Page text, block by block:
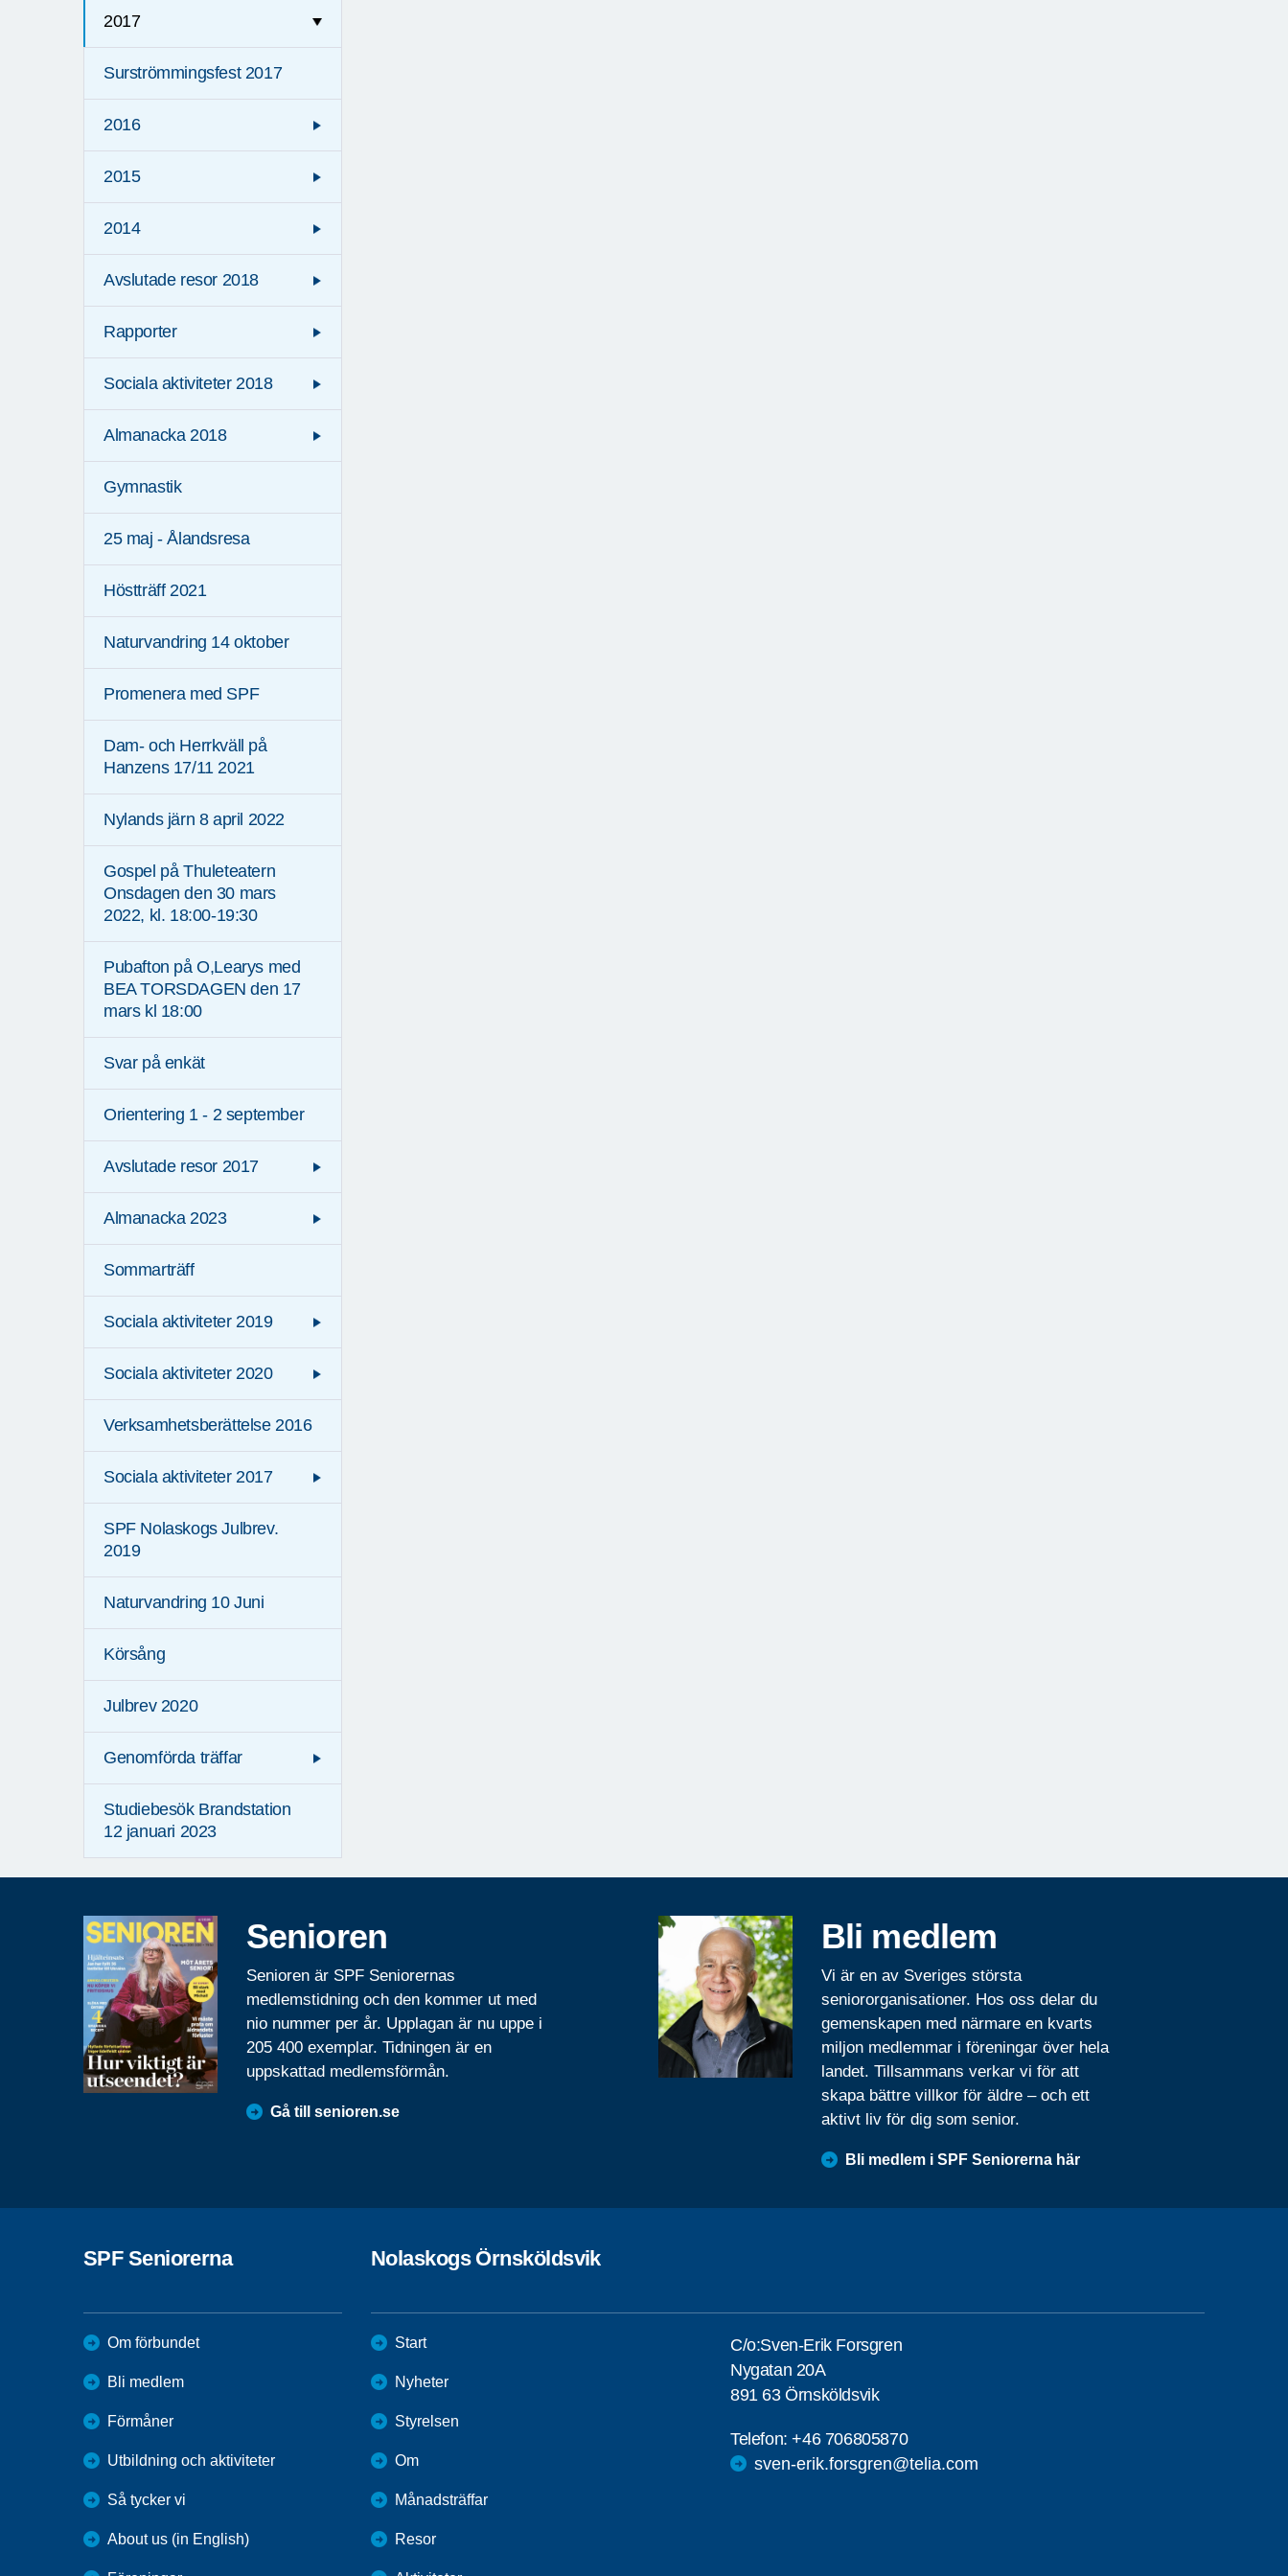
2017
Surströmmingsfest 2017
2016
2015
2014
Avslutade resor 2018
Rapporter
Sociala aktiviteter 2018
Almanacka 2018
Gymnastik
25 maj - Ålandsresa
Höstträff 2021
Naturvandring 14 oktober
Promenera med SPF
Dam- och Herrkväll på
Hanzens 17/11 2021
Nylands järn 8 april 2022
Gospel på Thuleteatern
Onsdagen den 30 mars
2022, kl. 18:00-19:30
Pubafton på O,Learys med
BEA TORSDAGEN den 17
mars kl 18:00
Svar på enkät
Orientering 1 - 2 september
Avslutade resor 2017
Almanacka 2023
Sommarträff
Sociala aktiviteter 2019
Sociala aktiviteter 2020
Verksamhetsberättelse 2016
Sociala aktiviteter 2017
SPF Nolaskogs Julbrev.
2019
Naturvandring 10 Juni
Körsång
Julbrev 2020
Genomförda träffar
Studiebesök Brandstation
12 januari 2023
Senioren
Senioren är SPF Seniorernas
medlemstidning och den kommer ut med
nio nummer per år. Upplagan är nu uppe i
205 400 exemplar. Tidningen är en
uppskattad medlemsförmån.
Gå till senioren.se
Bli medlem
Vi är en av Sveriges största
seniororganisationer. Hos oss delar du
gemenskapen med närmare en kvarts
miljon medlemmar i föreningar över hela
landet. Tillsammans verkar vi för att
skapa bättre villkor för äldre – och ett
aktivt liv för dig som senior.
Bli medlem i SPF Seniorerna här
SPF Seniorerna
Om förbundet
Bli medlem
Förmåner
Utbildning och aktiviteter
Så tycker vi
About us (in English)
Nolaskogs Örnsköldsvik
Start
Nyheter
Styrelsen
Om
Månadsträffar
Resor
C/o:Sven-Erik Forsgren
Nygatan 20A
891 63 Örnsköldsvik
Telefon:+46 706805870
sven-erik.forsgren@telia.com